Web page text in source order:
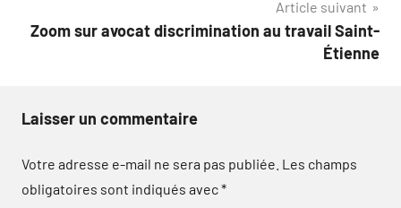
Article suivant
Zoom sur avocat discrimination au travail Saint-
Étienne
Laisser un commentaire
Votre adresse e-mail ne sera pas publiée. Les champs
obligatoires sont indiqués avec*